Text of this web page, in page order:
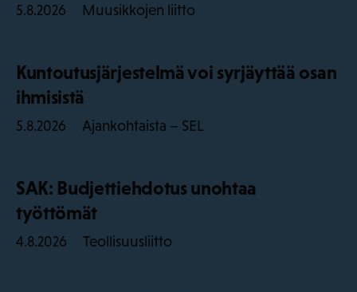
5.8.2026 Muusikkojen liitto
Kuntoutusjärjestelmä voi syrjäyttää osan
ihmisistä
5.8.2026 Ajankohtaista – SEL
SAK: Budjettiehdotus unohtaa
työttömät
4.8.2026 Teollisuusliitto